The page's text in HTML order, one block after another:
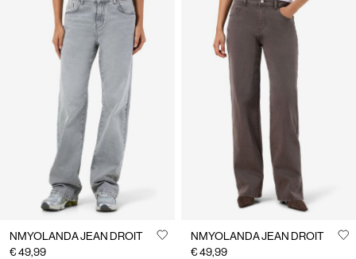
NMYOLANDA JEAN DROIT
€ 49,99
NMYOLANDA JEAN DROIT
€ 49,99